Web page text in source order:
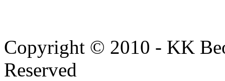
Copyright © 2010 - KK
Reserved